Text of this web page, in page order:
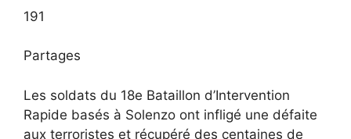
191
Partages
Les soldats du 18e Bataillon d’Intervention
Rapide basés à Solenzo ont infligé une défaite
aux terroristes et récupéré des centaines de